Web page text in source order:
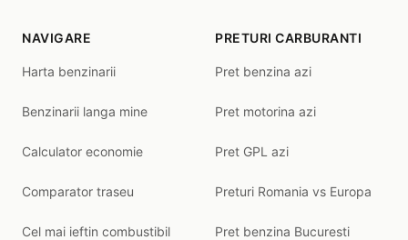
NAVIGARE
Harta benzinarii
Benzinarii langa mine
Calculator economie
Comparator traseu
Cel mai ieftin combustibil
PRETURI CARBURANTI
Pret benzina azi
Pret motorina azi
Pret GPL azi
Preturi Romania vs Europa
Pret benzina Bucuresti